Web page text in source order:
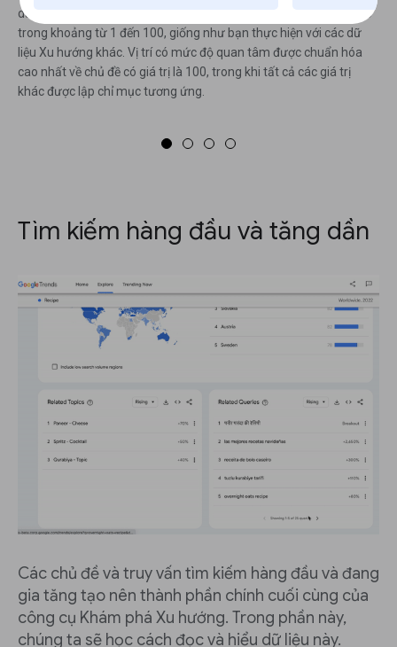
danh sách, bạn sẽ thấy giá trị sở thích tìm kiếm được lập chỉ mục
trong khoảng từ 1 đến 100, giống như bạn thực hiện với các dữ
liệu Xu hướng khác. Vị trí có mức độ quan tâm được chuẩn hóa
cao nhất về chủ đề có giá trị là 100, trong khi tất cả các giá trị
khác được lập chỉ mục tương ứng.
Tìm kiếm hàng đầu và tăng dần
Các chủ đề và truy vấn tìm kiếm hàng đầu và đang
gia tăng tạo nên thành phần chính cuối cùng của
công cụ Khám phá Xu hướng. Trong phần này,
chúng ta sẽ học cách đọc và hiểu dữ liệu này.